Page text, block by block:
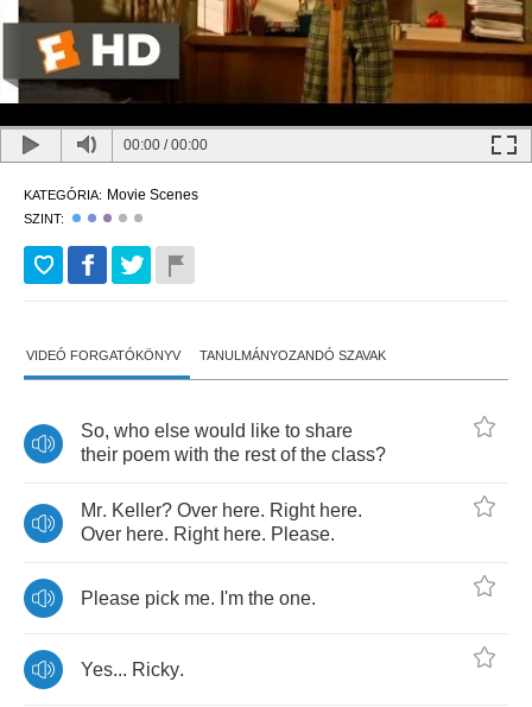
00:00 /00:00
KATEGÓRIA: Movie Scenes
SZINT:
VIDEÓ FORGATÓKÖNYV TANULMÁNYOZANDÓ SZAVAK
So, who else would like to share
their poem with the rest of the class?
Mr. Keller? Over here. Right here.
Over here. Right here. Please.
Please pick me. I'm the one.
Yes... Ricky.